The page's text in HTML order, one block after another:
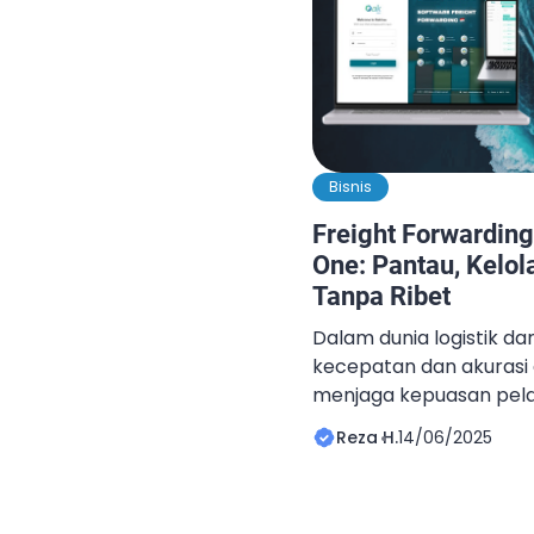
Bisnis
Freight
One: Pantau,
Tanpa Ribet
Dalam dunia logistik
kecepatan dan
menjaga kepuasan
bisnis. Salah satu
diadopsi adalah
Reza H.14/06/2025